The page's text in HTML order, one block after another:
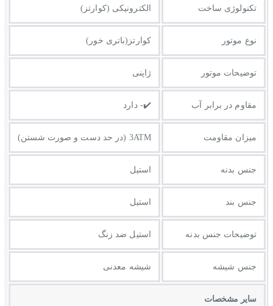
تکنولوژی ساخت الکترونیکی (کوارتز)
نوع موتور کوارتز(باتری خور)
توضیحات موتور ژاپنی
مقاوم در برابر آب ✔️- دارد
میزان مقاومت 3ATM (در حد دست و صورت شستن)
جنس بدنه استیل
جنس بند استیل
توضيحات جنس بدنه استیل ضد زنگ
جنس شیشه شیشه معدنی
ساير مشخصات